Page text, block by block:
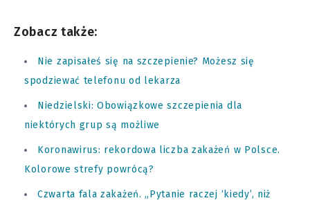
Zobacz także:
Nie zapisałeś się na szczepienie? Możesz się
spodziewać telefonu od lekarza
Niedzielski: Obowiązkowe szczepienia dla
niektórych grup są możliwe
Koronawirus: rekordowa liczba zakażeń w Polsce.
Kolorowe strefy powrócą?
Czwarta fala zakażeń. „Pytanie raczej ‘kiedy’, niż